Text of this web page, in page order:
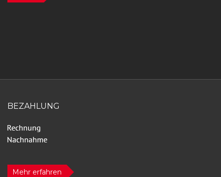
BEZAHLUNG
Mehr erfahren